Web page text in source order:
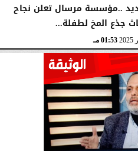
..مؤسسة مرسال تعلن نجاح
جذع المخ لطفلة...
01:53 مـ